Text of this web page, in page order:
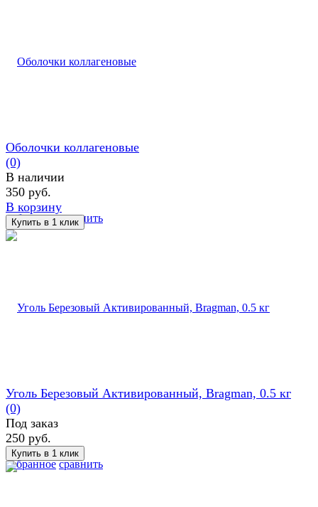
избранное сравнить
Оболочки коллагеновые
(0)
В наличии
350 руб.
В корзину
избранное сравнить
Уголь Березовый Активированный, Bragman, 0.5 кг
(0)
Под заказ
250 руб.